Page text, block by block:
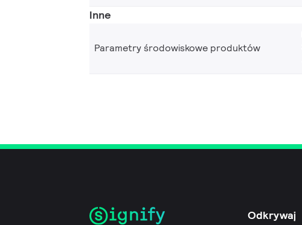
Inne
Parametry środowiskowe produktów
Odkrywaj